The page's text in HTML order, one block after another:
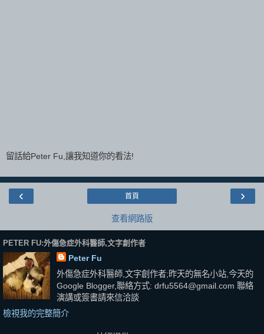
留話給Peter Fu,讓我知道你的看法!
‹ ›
首頁
查看網路版
PETER FU:外傷急症外科醫師,文字創作者
Peter Fu
外傷急症外科醫師,文字創作者;昨天的無名小站,今天的
Google Blogger,聯絡方式: drfu5564@gmail.com 聯絡
演講或簽書請來信洽談
檢視我的完整簡介